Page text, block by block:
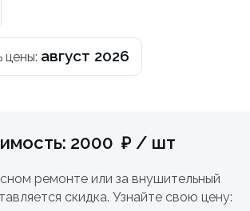
цены: август 2026
2000 ₽ / шт
ремонте или за внушительный
скидка. Узнайте свою цену: